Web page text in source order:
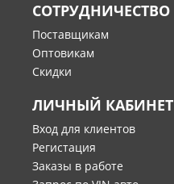
СОТРУДНИЧЕСТВО
Поставщикам
Оптовикам
Скидки
ЛИЧНЫЙ КАБИНЕТ
Вход для клиентов
Регистация
Заказы в работе